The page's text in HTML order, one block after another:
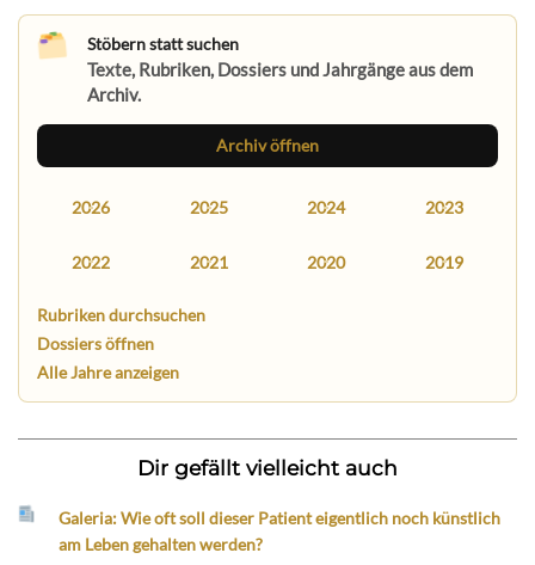
Stöbern statt suchen
Texte, Rubriken, Dossiers und Jahrgänge aus dem
Archiv.
Archiv öffnen
2026 2025 2024 2023
2022 2021 2020 2019
Rubriken durchsuchen
Dossiers öffnen
Alle Jahre anzeigen
Dir gefällt vielleicht auch
Galeria: Wie oft soll dieser Patient eigentlich noch künstlich
am Leben gehalten werden?